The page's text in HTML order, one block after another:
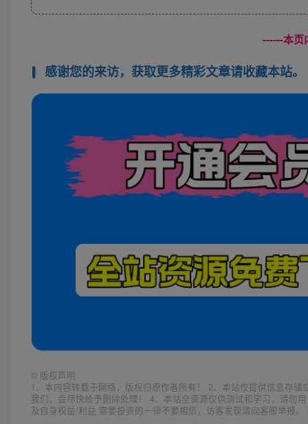
------本页
感谢您的来访，获取更多精彩文章请收藏本站。
© 版权声明
1、本内容转载于网络，版权归原作者所有！ 2、本站仅提供信息存
我们，会尽快给予删除处理！ 4、本站全资源仅供测试和学习，请勿
及自身权益/利益 需要投资的一律不要相信，访客发现请向客服举报